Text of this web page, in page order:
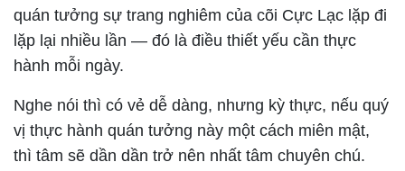
quán tưởng sự trang nghiêm của cõi Cực Lạc lặp đi
lặp lại nhiều lần — đó là điều thiết yếu cần thực
hành mỗi ngày.
Nghe nói thì có vẻ dễ dàng, nhưng kỳ thực, nếu quý
vị thực hành quán tưởng này một cách miên mật,
thì tâm sẽ dần dần trở nên nhất tâm chuyên chú.